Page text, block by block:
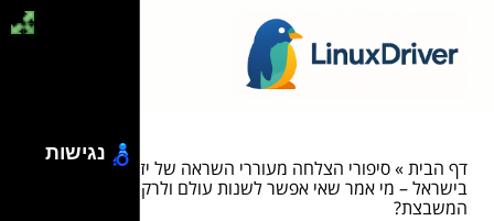
דף הבית»סיפורי הצלחה מעוררי השראה של יזמים חברתיים
בישראל – מי אמר שאי אפשר לשנות עולם ולרקוד על
המשבצת?
נגישות